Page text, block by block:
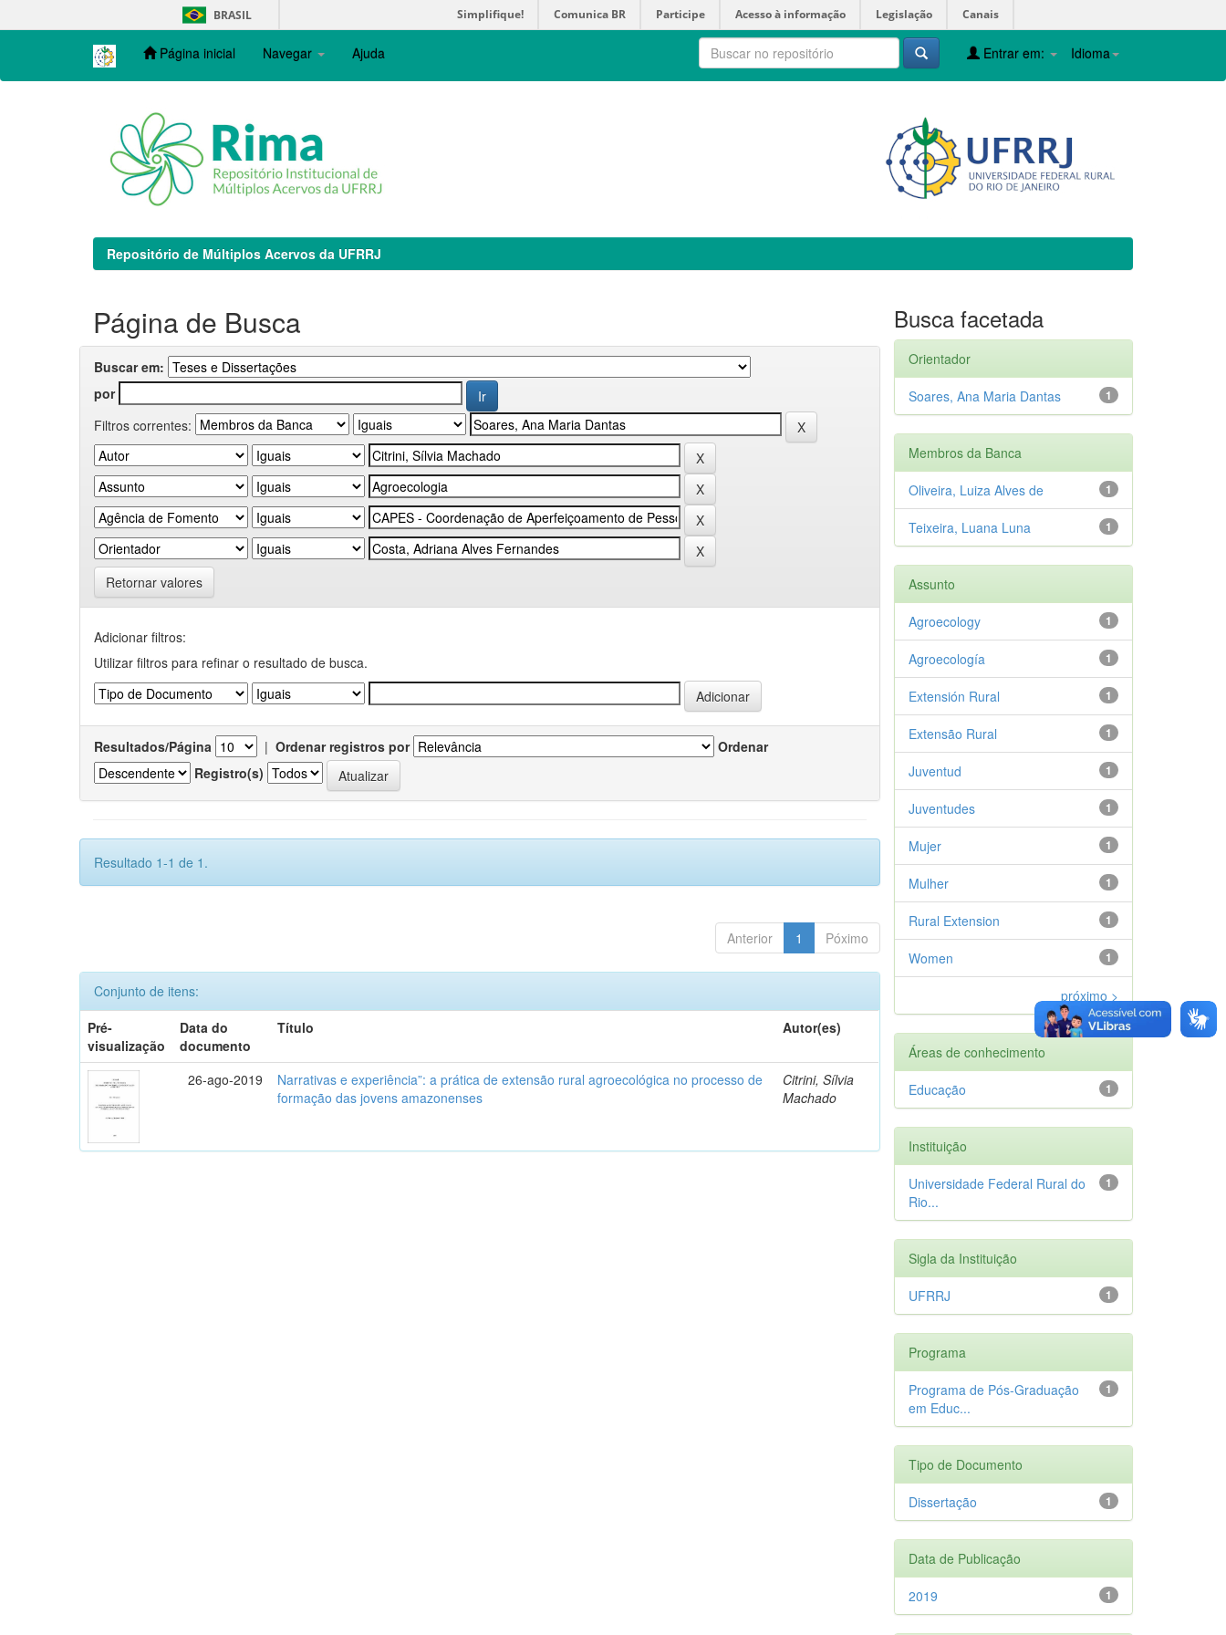
navigation
BRASIL Simplifique! Comunica BR Participe Acesso à informação Legislação Canais
Página inicial Navegar Ajuda Idioma
Entrar em:
Repositório de Múltiplos Acervos da UFRRJ
Página de Busca
Buscar em:
por
Filtros correntes:
Retornar valores
Adicionar filtros:
Utilizar filtros para refinar o resultado de busca.
Resultados/Página | Ordenar registros por
Ordenar
Registro(s)
Resultado 1-1 de 1.
Anterior 1 Póximo
Conjunto de itens:
Pré-
visualização
Data do
documento
Título Autor(es)
26-ago-2019
Narrativas e experiência”: a prática de extensão rural agroecológica no processo de
formação das jovens amazonenses
Citrini, Sílvia
Machado
Busca facetada
Orientador
1
Soares, Ana Maria Dantas
Membros da Banca
1
Oliveira, Luiza Alves de
1
Teixeira, Luana Luna
Assunto
1
Agroecology
1
Agroecología
1
Extensión Rural
1
Extensão Rural
1
Juventud
1
Juventudes
1
Mujer
1
Mulher
1
Rural Extension
1
Women
próximo >
Áreas de conhecimento
1
Educação
Instituição
1
Universidade Federal Rural do
Rio...
Sigla da Instituição
1
UFRRJ
Programa
1
Programa de Pós-Graduação
em Educ...
Tipo de Documento
1
Dissertação
Data de Publicação
1
2019